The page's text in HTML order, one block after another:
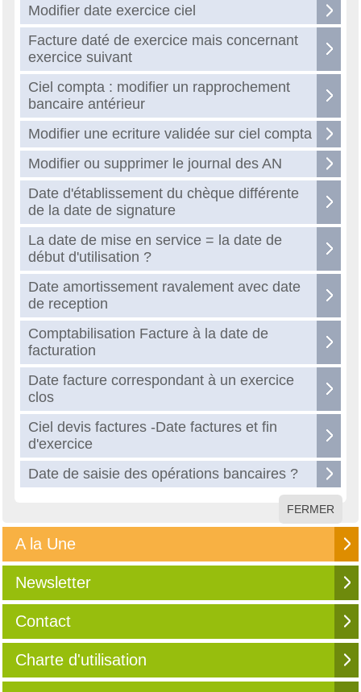
Modifier date exercice ciel
Facture daté de exercice mais concernant
exercice suivant
Ciel compta : modifier un rapprochement
bancaire antérieur
Modifier une ecriture validée sur ciel compta
Modifier ou supprimer le journal des AN
Date d'établissement du chèque différente
de la date de signature
La date de mise en service = la date de
début d'utilisation ?
Date amortissement ravalement avec date
de reception
Comptabilisation Facture à la date de
facturation
Date facture correspondant à un exercice
clos
Ciel devis factures -Date factures et fin
d'exercice
Date de saisie des opérations bancaires ?
FERMER
A la Une
Newsletter
Contact
Charte d'utilisation